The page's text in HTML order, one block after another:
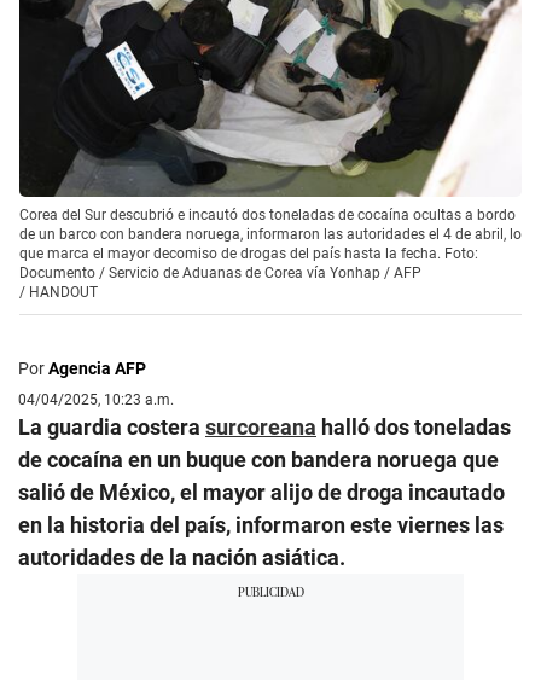
Corea del Sur descubrió e incautó dos toneladas de cocaína ocultas a bordo
de un barco con bandera noruega, informaron las autoridades el 4 de abril, lo
que marca el mayor decomiso de drogas del país hasta la fecha. Foto:
Documento / Servicio de Aduanas de Corea vía Yonhap / AFP
/ HANDOUT
PorAgencia AFP
04/04/2025, 10:23 a.m.
La guardia costera surcoreana halló dos toneladas
de cocaína en un buque con bandera noruega que
salió de México, el mayor alijo de droga incautado
en la historia del país, informaron este viernes las
autoridades de la nación asiática.